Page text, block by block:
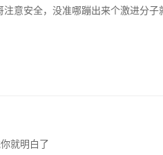
意安全，没准哪蹦出来个激进分子
就明白了